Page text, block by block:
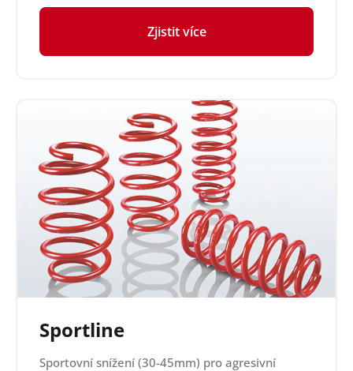
Zjistit více
Sportline
Sportovní snížení (30-45mm) pro agresivní